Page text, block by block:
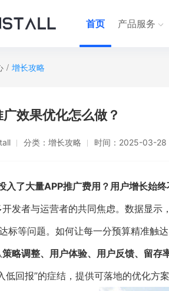
首页 产品服务
/ 增长攻略
效果优化怎么做？
分类： 增长攻略 时间： 2025-03-28
入了大量APP推广费用？用户增长始终
发者与运营者的共同焦虑。数据显
标等问题。如何让每一分预算精准触
策略调整、用户体验、用户反馈、留存
低回报”的症结，提供可落地的优化方案